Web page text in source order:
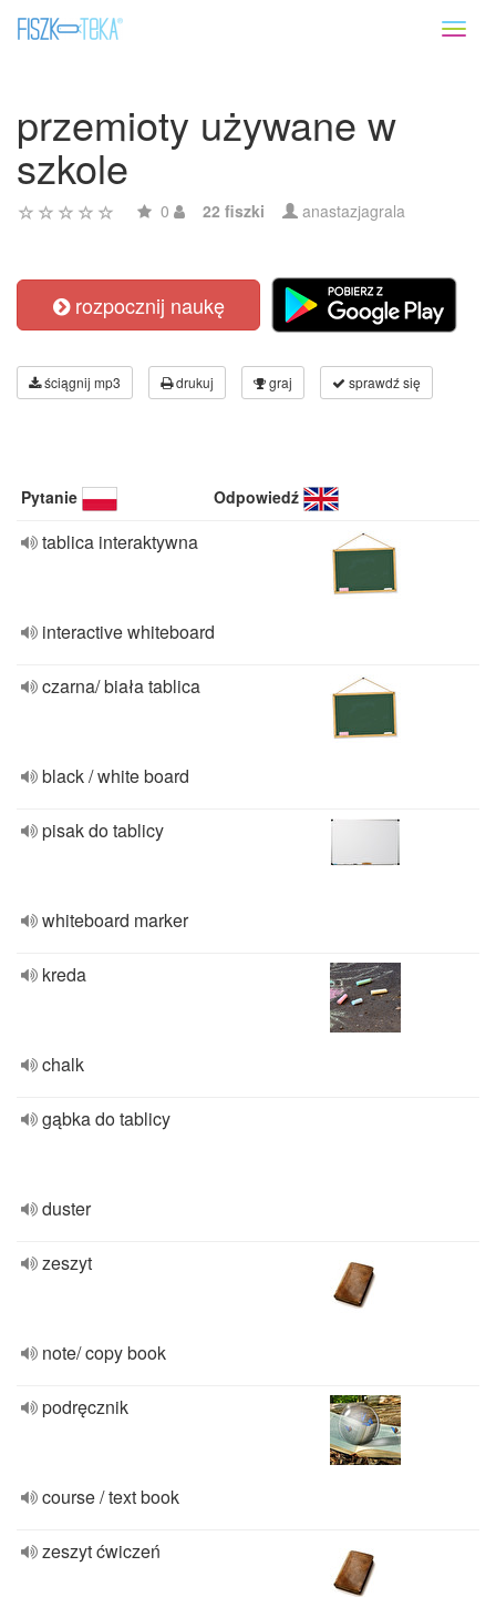
przemioty używane w
szkole
0 22 fiszki anastazjagrala
rozpocznij naukę
ściągnij mp3 drukuj graj sprawdź się
Pytanie Odpowiedź
tablica interaktywna
interactive whiteboard
czarna/ biała tablica
black / white board
pisak do tablicy
whiteboard marker
kreda
chalk
gąbka do tablicy
duster
zeszyt
note/ copy book
podręcznik
course / text book
zeszyt ćwiczeń